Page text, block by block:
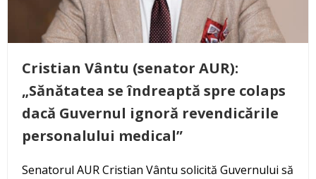
Cristian Vântu (senator AUR):
„Sănătatea se îndreaptă spre colaps
dacă Guvernul ignoră revendicările
personalului medical”
Senatorul AUR Cristian Vântu solicită Guvernului să